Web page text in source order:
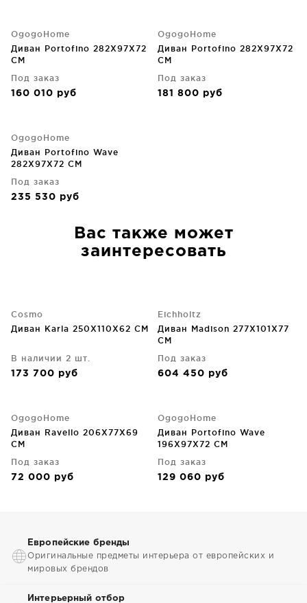
OgogoHome
Диван Portofino 282X97X72
CM
Под заказ
160 010 руб
OgogoHome
Диван Portofino 282X97X72
CM
Под заказ
181 800 руб
OgogoHome
Диван Portofino Wave
282X97X72 CM
Под заказ
235 530 руб
Вас также может
заинтересовать
Cosmo
Диван Karla 250X110X62 CM
В наличии 2 шт.
173 700 руб
Eichholtz
Диван Madison 277X101X77
CM
Под заказ
604 450 руб
OgogoHome
Диван Ravello 206X77X69
CM
Под заказ
72 000 руб
OgogoHome
Диван Portofino Wave
196X97X72 CM
Под заказ
129 060 руб
Европейские бренды
Оригинальные предметы интерьера от европейских и
мировых брендов
Интерьерный отбор